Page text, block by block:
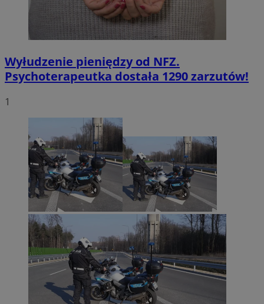
Wyłudzenie pieniędzy od NFZ.
Psychoterapeutka dostała 1290 zarzutów!
1